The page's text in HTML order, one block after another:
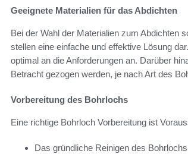
Geeignete Materialien für das Abdichten
Bei der Wahl der Materialien zum Abdichten
stellen eine einfache und effektive Lösung
optimal an die Anforderungen an. Darüber
Betracht gezogen werden, je nach Art des
Vorbereitung des Bohrlochs
Eine richtige Bohrloch Vorbereitung ist
Das gründliche Reinigen des